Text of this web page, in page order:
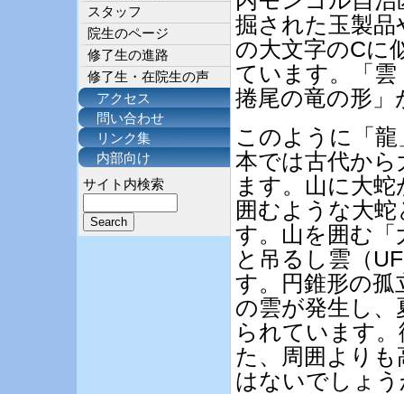
スタッフ
院生のページ
修了生の進路
修了生・在院生の声
アクセス
問い合わせ
リンク集
内部向け
サイト内検索
掘された玉製品
の大文字のCに
ています。「
捲尾の竜の形
このように「
本では古代か
ます。山に大
囲むような大
す。山を囲む「
と吊るし雲（
す。円錐形の
の雲が発生し
られています
た、周囲より
はないでしょ